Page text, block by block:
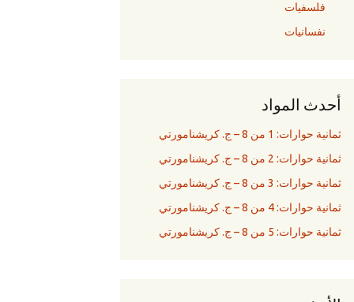
فلسفيات
نفسانيات
أحدث المواد
ثمانية حوارات: 1 من 8 – ج. كريشنامورتي
ثمانية حوارات: 2 من 8 – ج. كريشنامورتي
ثمانية حوارات: 3 من 8 – ج. كريشنامورتي
ثمانية حوارات: 4 من 8 – ج. كريشنامورتي
ثمانية حوارات: 5 من 8 – ج. كريشنامورتي